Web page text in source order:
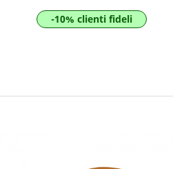
-10% clienti fideli